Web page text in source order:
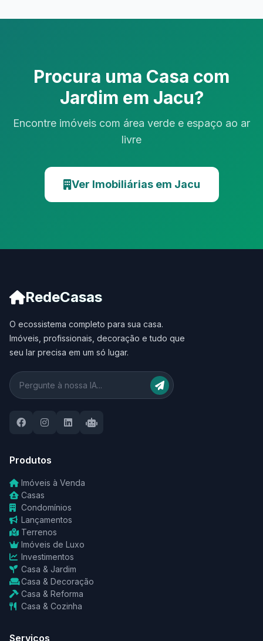
Procura uma Casa com
Jardim em Jacu?
Encontre imóveis com área verde e espaço ao ar
livre
Ver Imobiliárias em Jacu
RedeCasas
O ecossistema completo para sua casa.
Imóveis, profissionais, decoração e tudo que
seu lar precisa em um só lugar.
Produtos
Imóveis à Venda
Casas
Condomínios
Lançamentos
Terrenos
Imóveis de Luxo
Investimentos
Casa & Jardim
Casa & Decoração
Casa & Reforma
Casa & Cozinha
Serviços